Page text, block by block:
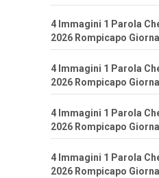
4 Immagini 1 Parola
2026 Rompicapo
4 Immagini 1 Parola
2026 Rompicapo
4 Immagini 1 Parola
2026 Rompicapo
4 Immagini 1 Parola
2026 Rompicapo